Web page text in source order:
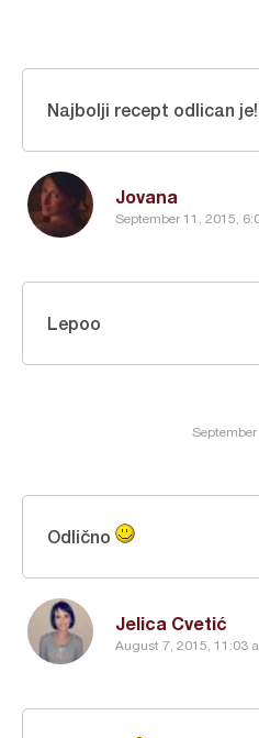
Jovana
September 11, 2015,
Najbolji recept odlican je!
Lepoo
Jelica Cvetić
August 7, 2015, 11:03
Odlično